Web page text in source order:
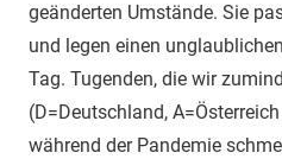
geänderten Umstände. Sie
und legen einen
Tag. Tugenden, die wir
(D=Deutschland,
während der Pandemie